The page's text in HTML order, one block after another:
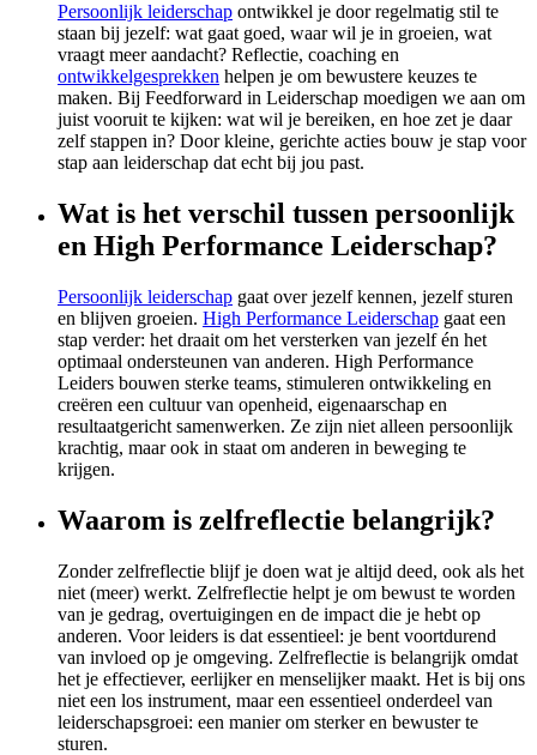
Persoonlijk leiderschap ontwikkel je door regelmatig stil te
staan bij jezelf: wat gaat goed, waar wil je in groeien, wat
vraagt meer aandacht? Reflectie, coaching en
ontwikkelgesprekken helpen je om bewustere keuzes te
maken. Bij Feedforward in Leiderschap moedigen we aan om
juist vooruit te kijken: wat wil je bereiken, en hoe zet je daar
zelf stappen in? Door kleine, gerichte acties bouw je stap voor
stap aan leiderschap dat echt bij jou past.
Wat is het verschil tussen persoonlijk
en High Performance Leiderschap?
Persoonlijk leiderschap gaat over jezelf kennen, jezelf sturen
en blijven groeien. High Performance Leiderschap gaat een
stap verder: het draait om het versterken van jezelf én het
optimaal ondersteunen van anderen. High Performance
Leiders bouwen sterke teams, stimuleren ontwikkeling en
creëren een cultuur van openheid, eigenaarschap en
resultaatgericht samenwerken. Ze zijn niet alleen persoonlijk
krachtig, maar ook in staat om anderen in beweging te
krijgen.
Waarom is zelfreflectie belangrijk?
Zonder zelfreflectie blijf je doen wat je altijd deed, ook als het
niet (meer) werkt. Zelfreflectie helpt je om bewust te worden
van je gedrag, overtuigingen en de impact die je hebt op
anderen. Voor leiders is dat essentieel: je bent voortdurend
van invloed op je omgeving. Zelfreflectie is belangrijk omdat
het je effectiever, eerlijker en menselijker maakt. Het is bij ons
niet een los instrument, maar een essentieel onderdeel van
leiderschapsgroei: een manier om sterker en bewuster te
sturen.